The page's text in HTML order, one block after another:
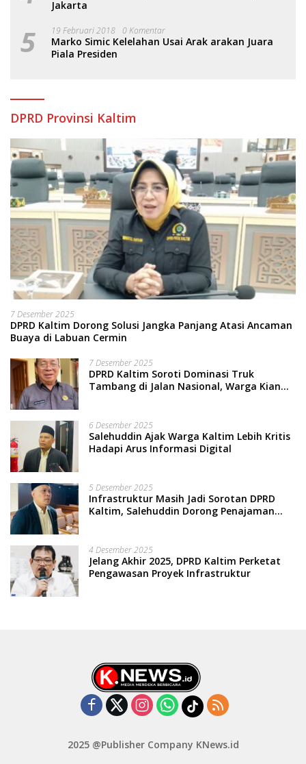
Jakarta
5 19 Februari 2018 0 Komentar
Marko Simic Kelelahan Usai Arak arakan Juara
Piala Presiden
DPRD Provinsi Kaltim
7 Desember 2025
DPRD Kaltim Dorong Solusi Jangka Panjang Atasi Ancaman
Buaya di Labuan Cermin
7 Desember 2025
DPRD Kaltim Soroti Dominasi Truk
Tambang di Jalan Nasional, Warga Kian
6 Desember 2025
Salehuddin Ajak Warga Kaltim Lebih Kritis
Hadapi Arus Informasi Digital
5 Desember 2025
Infrastruktur Masih Jadi Sorotan DPRD
Kaltim, Salehuddin Dorong Penajaman
4 Desember 2025
Jelang Akhir 2025, DPRD Kaltim Perketat
Pengawasan Proyek Infrastruktur
2025 @Publisher Company KNews.id